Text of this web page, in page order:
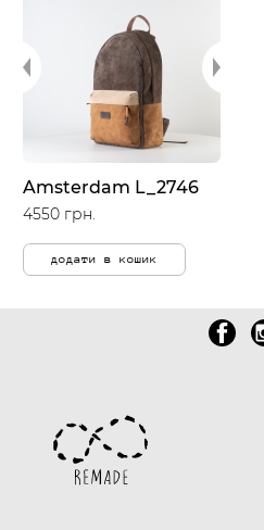
Amsterdam L_2746
4550 грн.
додати в кошик